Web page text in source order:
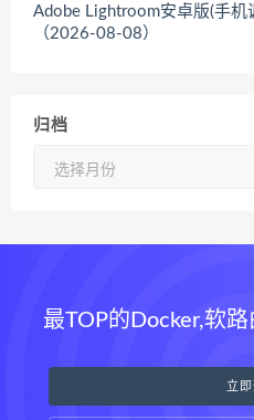
Adobe Lightroom安卓版(手
（2026-08-08）
归档
最TOP的Docker,软
立